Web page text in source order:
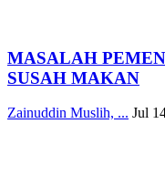
MASALAH
SUSAH MAKAN
Zainuddin Muslih, ... Jul